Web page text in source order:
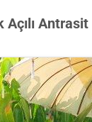
Açılı